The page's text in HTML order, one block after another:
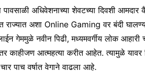
पावसाळी अधिवेशनाच्या शेवटच्या दिवशी
राज्यात अशा Online Gaming वर बंदी
गेममुळे नवीन पिढी, मध्यमवर्गीय लोक
काहीजण आत्महत्या करीत आहेत. त्यामुळे
पाच वर्षात वेगाने वाढला आहे.